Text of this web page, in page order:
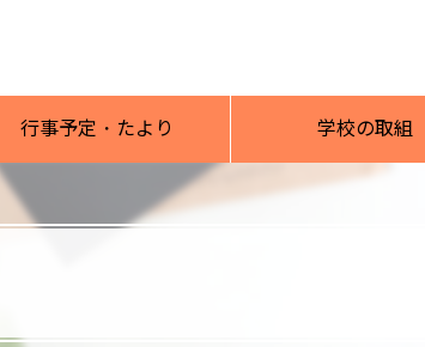
行事予定・たより 学校の取組